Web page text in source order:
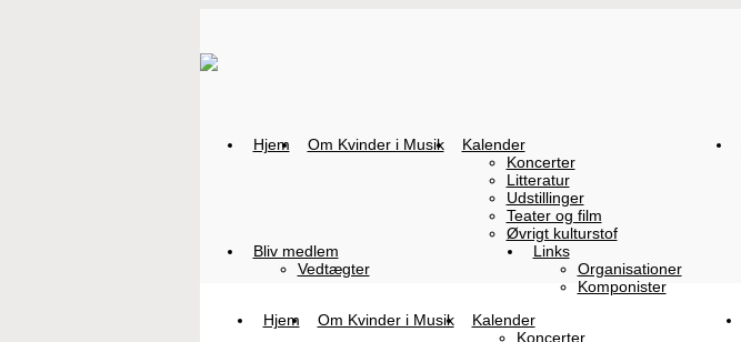
Hjem Om Kvinder i Musik
Kalender
Koncerter
Litteratur
Udstillinger
Teater og film
Øvrigt kulturstof
Bliv medlem
Vedtægter
Links
Organisationer
Komponister
Hjem Om Kvinder i Musik
Kalender
Koncerter